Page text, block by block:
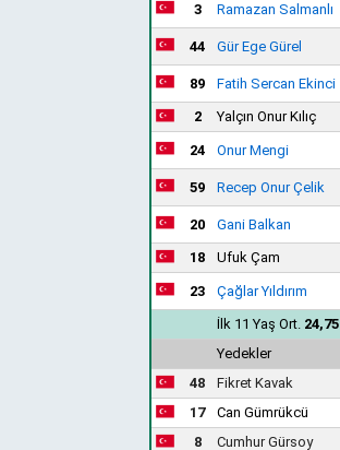
3 Ramazan Salmanlı
44 Gür Ege Gürel
89
Fatih Sercan Ekinci
2
Yalçın Onur Kılıç
24 Onur Mengi
59 Recep Onur Çelik
20
Gani Balkan
18
Ufuk Çam
23
Çağlar Yıldırım
İlk 11 Yaş Ort. 24,75
Yedekler
48
Fikret Kavak
17
Can Gümrükcü
8
Cumhur Gürsoy